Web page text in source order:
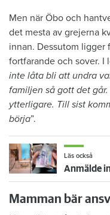
Men när Öbo och
det mesta av grejerna
innan. Dessutom ligger
fortfarande och sover. I
inte låta bli att undra
familjen så gott det
ytterligare. Till sist
börja”.
Läs också
Mamman bär